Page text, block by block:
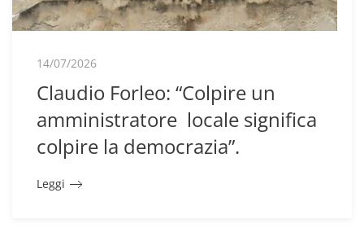
14/07/2026
Claudio Forleo: “Colpire un
amministratore locale significa
colpire la democrazia”.
Leggi